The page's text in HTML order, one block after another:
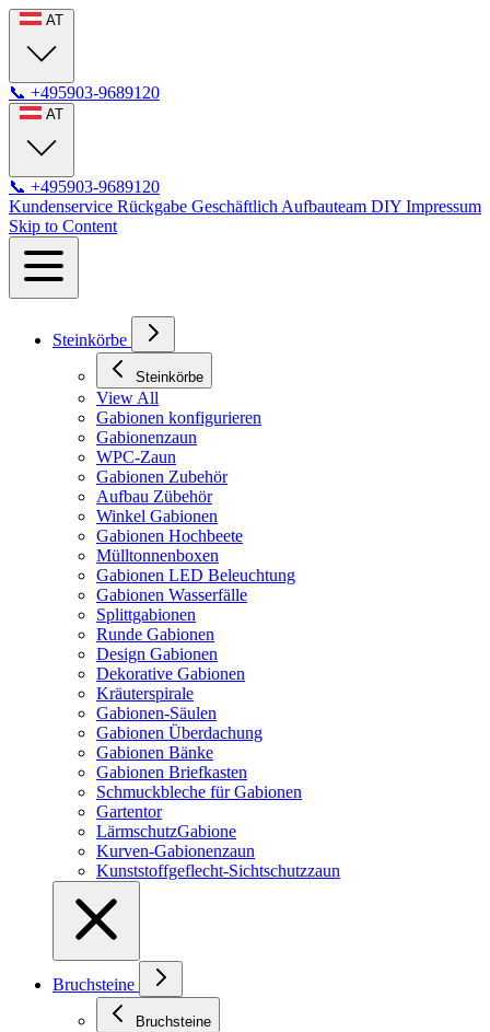
AT
📞 +495903-9689120
AT
📞 +495903-9689120
Kundenservice Rückgabe Geschäftlich Aufbauteam DIY Impressum
Skip to Content
Steinkörbe
Steinkörbe
View All
Gabionen konfigurieren
Gabionenzaun
WPC-Zaun
Gabionen Zubehör
Aufbau Zübehör
Winkel Gabionen
Gabionen Hochbeete
Mülltonnenboxen
Gabionen LED Beleuchtung
Gabionen Wasserfälle
Splittgabionen
Runde Gabionen
Design Gabionen
Dekorative Gabionen
Kräuterspirale
Gabionen-Säulen
Gabionen Überdachung
Gabionen Bänke
Gabionen Briefkasten
Schmuckbleche für Gabionen
Gartentor
LärmschutzGabione
Kurven-Gabionenzaun
Kunststoffgeflecht-Sichtschutzzaun
Bruchsteine
Bruchsteine